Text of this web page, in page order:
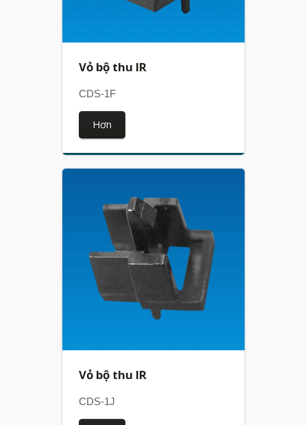
Vỏ bộ thu IR
CDS-1F
Hơn
Vỏ bộ thu IR
CDS-1J